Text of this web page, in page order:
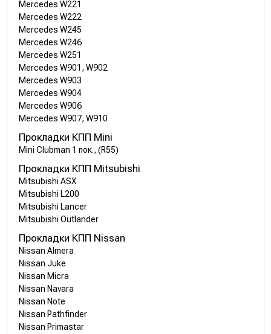
Mercedes W221
Mercedes W222
Mercedes W245
Mercedes W246
Mercedes W251
Mercedes W901, W902
Mercedes W903
Mercedes W904
Mercedes W906
Mercedes W907, W910
Прокладки КПП Mini
Mini Clubman 1 пок., (R55)
Прокладки КПП Mitsubishi
Mitsubishi ASX
Mitsubishi L200
Mitsubishi Lancer
Mitsubishi Outlander
Прокладки КПП Nissan
Nissan Almera
Nissan Juke
Nissan Micra
Nissan Navara
Nissan Note
Nissan Pathfinder
Nissan Primastar